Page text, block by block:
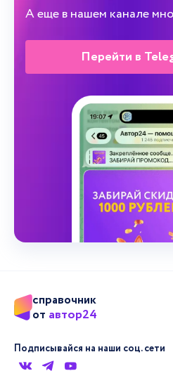
А еще в нашем канале
Перейти в
справочник
от автор24
Подписывайся на наши соц. сети